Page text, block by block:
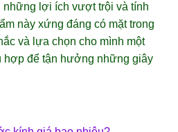
lợi ích vượt trội và tính
này xứng đáng có mặt trong
và lựa chọn cho mình một
hợp để tận hưởng những giây